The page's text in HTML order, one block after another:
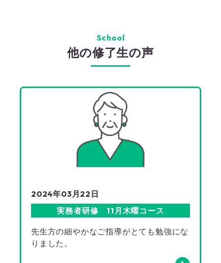
School
他の修了生の声
2024年03月22日
実務者研修 11月木曜コース
先生方の細やかなご指導がとても勉強にな
りました。